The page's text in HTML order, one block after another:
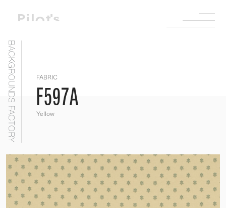
BACKGROUNDS FACTORY FABRIC
F597A
Yellow